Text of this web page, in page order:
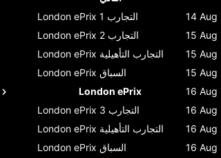
London ePrix
التجارب 1 14 Aug
London ePrix
التجارب 2 15 Aug
London ePrix التجارب التأهيلية 15 Aug
London ePrix السباق 15 Aug
London ePrix
16 Aug
London ePrix
التجارب 3 16 Aug
London ePrix التجارب التأهيلية 16 Aug
London ePrix السباق 16 Aug